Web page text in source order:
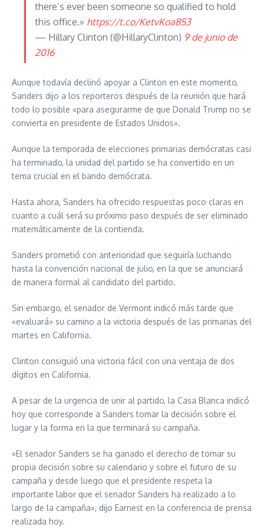
there’s ever been someone so qualified to hold
this office.» https://t.co/KetvKoa853
— Hillary Clinton (@HillaryClinton) 9 de junio de
2016
Aunque todavía declinó apoyar a Clinton en este momento,
Sanders dijo a los reporteros después de la reunión que hará
todo lo posible «para asegurarme de que Donald Trump no se
convierta en presidente de Estados Unidos».
Aunque la temporada de elecciones primarias demócratas casi
ha terminado, la unidad del partido se ha convertido en un
tema crucial en el bando demócrata.
Hasta ahora, Sanders ha ofrecido respuestas poco claras en
cuanto a cuál será su próximo paso después de ser eliminado
matemáticamente de la contienda.
Sanders prometió con anterioridad que seguiría luchando
hasta la convención nacional de julio, en la que se anunciará
de manera formal al candidato del partido.
Sin embargo, el senador de Vermont indicó más tarde que
«evaluará» su camino a la victoria después de las primarias del
martes en California.
Clinton consiguió una victoria fácil con una ventaja de dos
dígitos en California.
A pesar de la urgencia de unir al partido, la Casa Blanca indicó
hoy que corresponde a Sanders tomar la decisión sobre el
lugar y la forma en la que terminará su campaña.
«El senador Sanders se ha ganado el derecho de tomar su
propia decisión sobre su calendario y sobre el futuro de su
campaña y desde luego que el presidente respeta la
importante labor que el senador Sanders ha realizado a lo
largo de la campaña», dijo Earnest en la conferencia de prensa
realizada hoy.